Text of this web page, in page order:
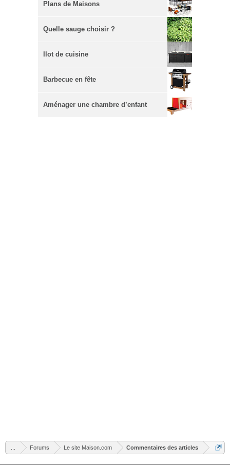
Plans de Maisons
Quelle sauge choisir ?
Ilot de cuisine
Barbecue en fête
Aménager une chambre d’enfant
Forums Le site Maison.com Commentaires des articles